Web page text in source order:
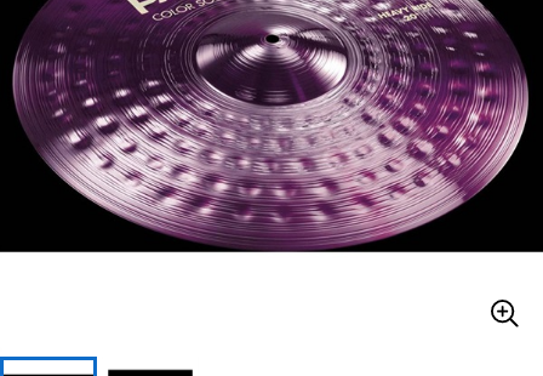
キーボード 電子ピアノ
管楽器 その他楽器
アンプ エフェクター